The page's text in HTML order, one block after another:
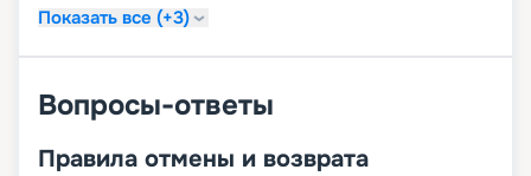
Показать все (+3)
Вопросы-ответы
Правила отмены и возврата